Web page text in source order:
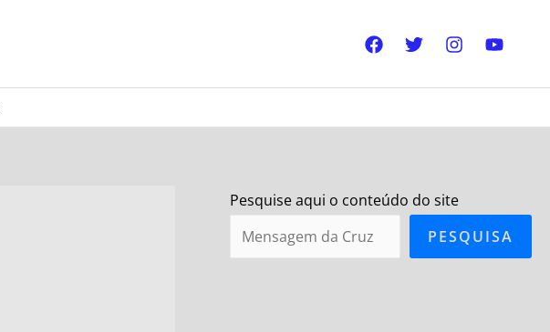
Pesquise aqui o conteúdo do site
PESQUISA